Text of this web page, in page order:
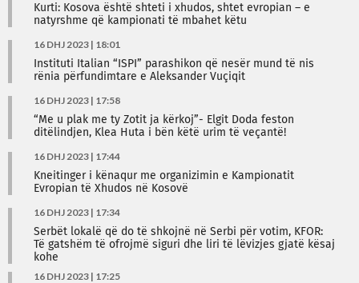
Kurti: Kosova është shteti i xhudos, shtet evropian – e
natyrshme që kampionati të mbahet këtu
16 DHJ 2023 | 18:01
Instituti Italian “ISPI” parashikon që nesër mund të nis
rënia përfundimtare e Aleksander Vuçiqit
16 DHJ 2023 | 17:58
“Me u plak me ty Zotit ja kërkoj”- Elgit Doda feston
ditëlindjen, Klea Huta i bën këtë urim të veçantë!
16 DHJ 2023 | 17:44
Kneitinger i kënaqur me organizimin e Kampionatit
Evropian të Xhudos në Kosovë
16 DHJ 2023 | 17:34
Serbët lokalë që do të shkojnë në Serbi për votim, KFOR:
Të gatshëm të ofrojmë siguri dhe liri të lëvizjes gjatë kësaj
kohe
16 DHJ 2023 | 17:25